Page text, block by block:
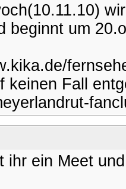
beginnt um
keinen Fall
ihr ein Meet